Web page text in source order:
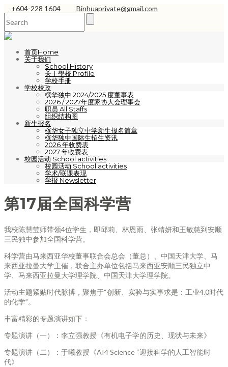
+604-228 1604 Binhuaprivate@gmail.com
首页Home
关于我们
School History
关于學校 Profile
学校手册
学校校政
槟华独中 2024/2025 度董事表
2026 / 2027年度家协大会理事会
职员 All Staffs
组织结构图
新生报名
槟华女子独立中学新生报名简章
槟华独中国际生招生资讯
2026 年收费表
2027 年收费表
校园活动 School activities
校园活动 School activities
学术/联课表现
学报 Newsletter
第17届全国科学营
我校陈慧莹师带领4位学生，即邱莉、林恩雨、张靖妍和王敏慈到安顺
三民独中参加全国科学营。
科学营由马来西亚华校董事联合会总会（董总）、中国天津大学、马
来西亚拉曼大学主催，联合主办单位包括马来西亚安顺三民独立中
学、马来西亚拉曼大学理学院、中国天津大学理学院。
活动主题紧贴时代脉搏，聚焦于“创新、实验与实事求是：工业4.0时代
的化学”。
丰富精彩的专题演讲如下：
专题演讲（一）：李立强教授《有机电子学的历史、现状与未来》
专题演讲（二）：于曦教授《AI4 Science “迎接科学的人工智能时
代》